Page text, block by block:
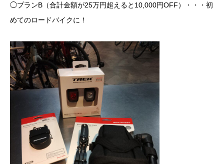
◯プランB（合計金額が25万円超えると10,000円OFF）・・・初
めてのロードバイクに！